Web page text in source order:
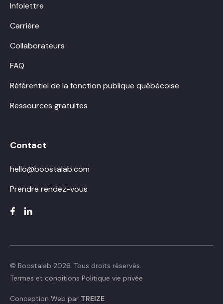
Infolettre
Carrière
Collaborateurs
FAQ
Référentiel de la fonction publique québécoise
Ressources gratuites
Contact
hello@boostalab.com
Prendre rendez-vous
© Boostalab 2026. Tous droits réservés.
Termes et conditions Politique vie privée
Conception Web par TREIZE